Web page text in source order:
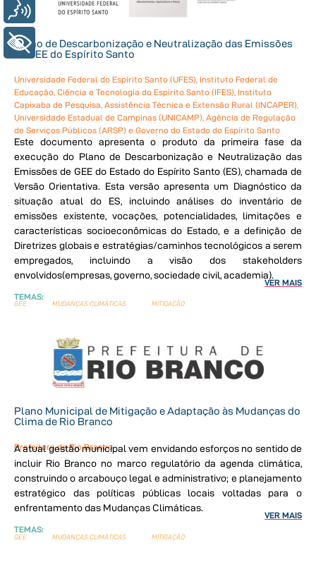
Plano de Descarbonização e Neutralização das Emissões
de GEE do Espírito Santo
Universidade Federal do Espírito Santo (UFES), Instituto Federal de
Educação, Ciência e Tecnologia do Espírito Santo (IFES), Instituto
Capixaba de Pesquisa, Assistência Técnica e Extensão Rural (INCAPER),
Universidade Estadual de Campinas (UNICAMP), Agência de Regulação
de Serviços Públicos (ARSP) e Governo do Estado do Espírito Santo
Este documento apresenta o produto da primeira fase da
execução do Plano de Descarbonização e Neutralização das
Emissões de GEE do Estado do Espírito Santo (ES), chamada de
Versão Orientativa. Esta versão apresenta um Diagnóstico da
situação atual do ES, incluindo análises do inventário de
emissões existente, vocações, potencialidades, limitações e
características socioeconômicas do Estado, e a definição de
Diretrizes globais e estratégias/caminhos tecnológicos a serem
empregados, incluindo a visão dos stakeholders
envolvidos(empresas, governo, sociedade civil, academia).
VER MAIS
TEMAS:
GEE MUDANÇAS CLIMÁTICAS MITIGAÇÃO
Plano Municipal de Mitigação e Adaptação às Mudanças do
Clima de Rio Branco
Prefeitura de Rio Branco
A atual gestão municipal vem envidando esforços no sentido de
incluir Rio Branco no marco regulatório da agenda climática,
construindo o arcabouço legal e administrativo; e planejamento
estratégico das políticas públicas locais voltadas para o
enfrentamento das Mudanças Climáticas.
VER MAIS
TEMAS:
GEE MUDANÇAS CLIMÁTICAS MITIGAÇÃO
Voz
+ Acessibilidade